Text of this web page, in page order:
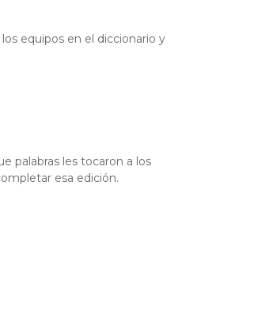
equipos en el diccionario y
palabras les tocaron a los
esa edición.